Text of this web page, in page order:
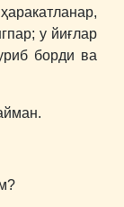
у йиғлар
борди ва